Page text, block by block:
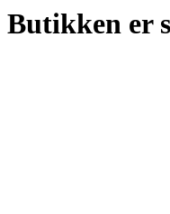
Butikken er